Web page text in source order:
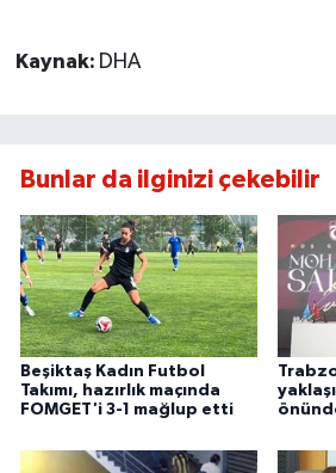
Kaynak: DHA
Bunlar da ilginizi çekebilir
Beşiktaş Kadın Futbol
Takımı, hazırlık maçında
FOMGET'i 3-1 mağlup etti